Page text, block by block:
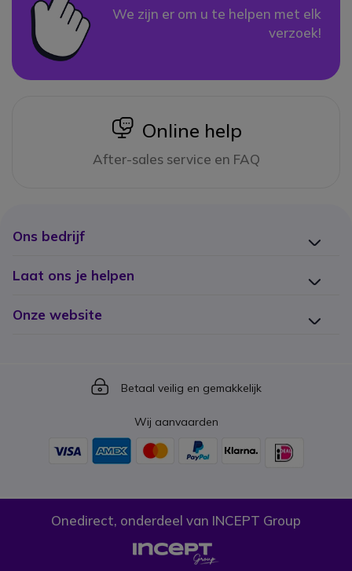
We zijn er om u te helpen met elk
verzoek!
icon
Online help
After-sales service en FAQ
Ons bedrijf
Laat ons je helpen
Onze website
Icon
Betaal veilig en gemakkelijk
Wij aanvaarden
Onedirect, onderdeel van INCEPT Group